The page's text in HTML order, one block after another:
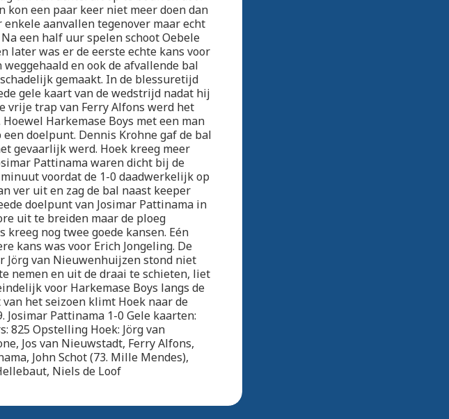
kon een paar keer niet meer doen dan
aanvallen tegenover maar echt
een half uur spelen schoot Oebele
later was er de eerste echte kans voor
en ook de afvallende bal
gemaakt. In de blessuretijd
gele kaart van de wedstrijd nadat hij
vrije trap van Ferry Alfons werd het
Harkemase Boys met een man
doelpunt. Dennis Krohne gaf de bal
gevaarlijk werd. Hoek kreeg meer
Pattinama waren dicht bij de
voordat de 1-0 daadwerkelijk op
ver uit en zag de bal naast keeper
doelpunt van Josimar Pattinama in
uit te breiden maar de ploeg
kreeg nog twee goede kansen. Eén
kans was voor Erich Jongeling. De
Jörg van Nieuwenhuijzen stond niet
nemen en uit de draai te schieten, liet
voor Harkemase Boys langs de
het seizoen klimt Hoek naar de
Josimar Pattinama 1-0 Gele kaarten:
825 Opstelling Hoek: Jörg van
Jos van Nieuwstadt, Ferry Alfons,
John Schot (73. Mille Mendes),
Niels de Loof